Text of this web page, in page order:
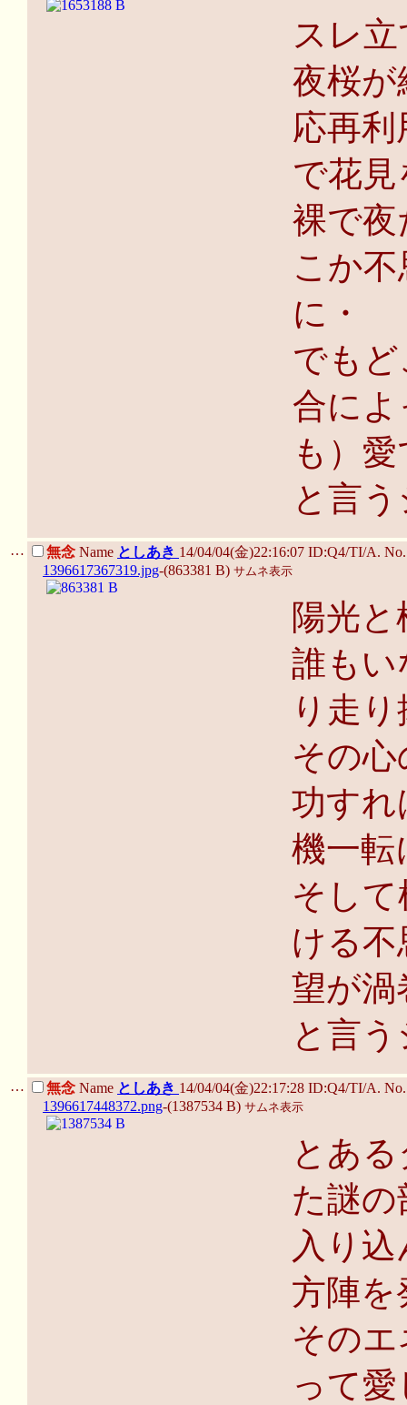
スレ
夜桜が
応再
で花
裸で
こか
に・
でも
合に
も）
と言
… 無念 Name としあき 14/04/04(金)22:16:07 ID:Q4/TI/A.
1396617367319.jpg-(863381 B) サムネ表示
陽光
誰もい
り走
その
功すれ
機一転
そし
ける
望が渦
と言
… 無念 Name としあき 14/04/04(金)22:17:28 ID:Q4/TI/A.
1396617448372.png-(1387534 B) サムネ表示
とあ
た謎の
入り
方陣を
その
って